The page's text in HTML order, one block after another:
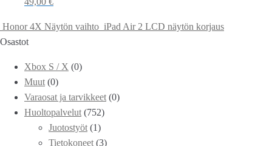
Honor 4X Näytön vaihto iPad Air 2 LCD näytön korjaus
Osastot
Xbox S / X (0)
Muut (0)
Varaosat ja tarvikkeet (0)
Huoltopalvelut (752)
Juotostyöt (1)
Tietokoneet (3)